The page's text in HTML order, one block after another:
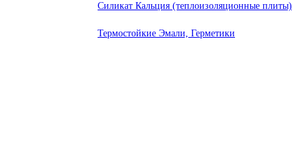
Силикат Кальция (теплоизоляционные плиты)
Термостойкие Эмали, Герметики